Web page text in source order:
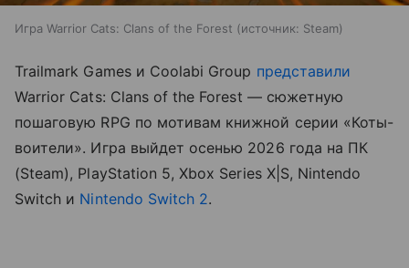
Игра Warrior Cats: Clans of the Forest источник: Steam
Trailmark Games и Coolabi Group представили
Warrior Cats: Clans of the Forest — сюжетную
пошаговую RPG по мотивам книжной серии «Коты-
воители». Игра выйдет осенью 2026 года на ПК
(Steam), PlayStation 5, Xbox Series X|S, Nintendo
Switch и Nintendo Switch 2.